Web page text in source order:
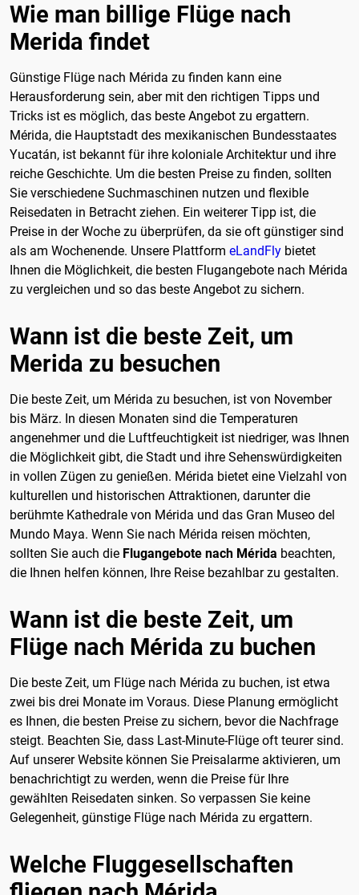
Wie man billige Flüge nach
Merida findet
Günstige Flüge nach Mérida zu finden kann eine
Herausforderung sein, aber mit den richtigen Tipps und
Tricks ist es möglich, das beste Angebot zu ergattern.
Mérida, die Hauptstadt des mexikanischen Bundesstaates
Yucatán, ist bekannt für ihre koloniale Architektur und ihre
reiche Geschichte. Um die besten Preise zu finden, sollten
Sie verschiedene Suchmaschinen nutzen und flexible
Reisedaten in Betracht ziehen. Ein weiterer Tipp ist, die
Preise in der Woche zu überprüfen, da sie oft günstiger sind
als am Wochenende. Unsere Plattform eLandFly bietet
Ihnen die Möglichkeit, die besten Flugangebote nach Mérida
zu vergleichen und so das beste Angebot zu sichern.
Wann ist die beste Zeit, um
Merida zu besuchen
Die beste Zeit, um Mérida zu besuchen, ist von November
bis März. In diesen Monaten sind die Temperaturen
angenehmer und die Luftfeuchtigkeit ist niedriger, was Ihnen
die Möglichkeit gibt, die Stadt und ihre Sehenswürdigkeiten
in vollen Zügen zu genießen. Mérida bietet eine Vielzahl von
kulturellen und historischen Attraktionen, darunter die
berühmte Kathedrale von Mérida und das Gran Museo del
Mundo Maya. Wenn Sie nach Mérida reisen möchten,
sollten Sie auch die Flugangebote nach Mérida beachten,
die Ihnen helfen können, Ihre Reise bezahlbar zu gestalten.
Wann ist die beste Zeit, um
Flüge nach Mérida zu buchen
Die beste Zeit, um Flüge nach Mérida zu buchen, ist etwa
zwei bis drei Monate im Voraus. Diese Planung ermöglicht
es Ihnen, die besten Preise zu sichern, bevor die Nachfrage
steigt. Beachten Sie, dass Last-Minute-Flüge oft teurer sind.
Auf unserer Website können Sie Preisalarme aktivieren, um
benachrichtigt zu werden, wenn die Preise für Ihre
gewählten Reisedaten sinken. So verpassen Sie keine
Gelegenheit, günstige Flüge nach Mérida zu ergattern.
Welche Fluggesellschaften